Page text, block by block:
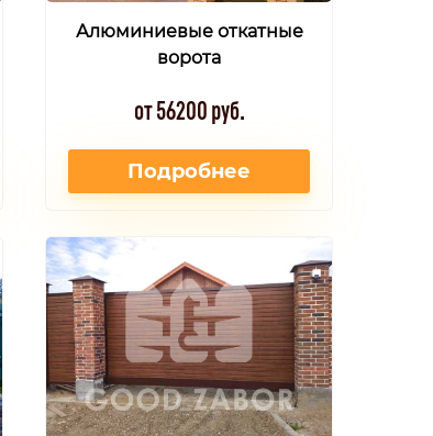
Алюминиевые откатные
ворота
от 56200 руб.
Подробнее